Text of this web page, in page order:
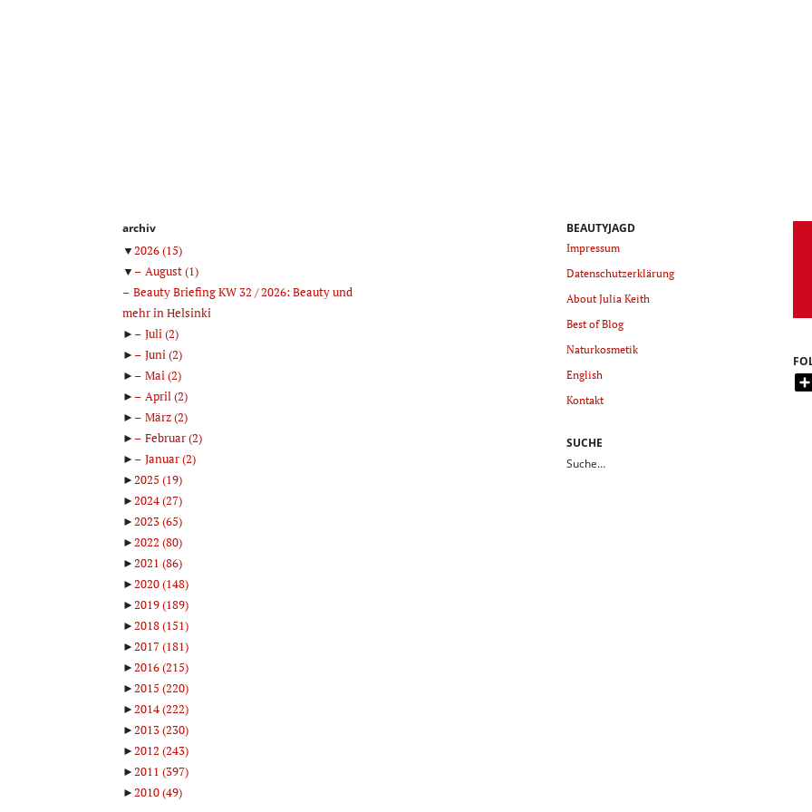
archiv
▼2026(15)
▼
August(1)
Beauty Briefing KW 32 / 2026: Beauty und
mehr in Helsinki
►
Juli(2)
►
Juni(2)
►
Mai(2)
►
April(2)
►
März(2)
►
Februar(2)
►
Januar(2)
►2025 (19)
►2024(27)
►2023(65)
►2022 (80)
►2021 (86)
►2020(148)
►2019(189)
►2018(151)
►2017(181)
►2016(215)
►2015 (220)
►2014(222)
►2013(230)
►2012 (243)
►2011 (397)
►2010(49)
BEAUTYJAGD
Impressum
Datenschutzerklärung
About Julia Keith
Best of Blog
Naturkosmetik
English
Kontakt
SUCHE